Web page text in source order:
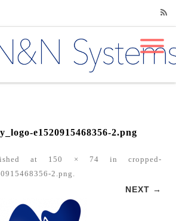
RSS
e1520915468356-2.png
at 150 × 74 incropped-
2.png .
NEXT →